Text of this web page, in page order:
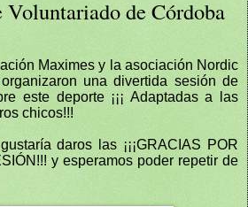
de Córdoba
Maximes y la asociación Nordic
una divertida sesión de
este deporte ¡¡¡ Adaptadas a las
chicos!!!
daros las ¡¡¡GRACIAS POR
y esperamos poder repetir de